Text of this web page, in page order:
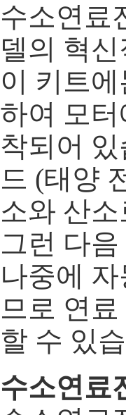
수소연료
델의 혁
이 키트
하여 모
착되어
드 (태양
소와 산
그런 다
나중에
므로 연
할 수 있
수소연료